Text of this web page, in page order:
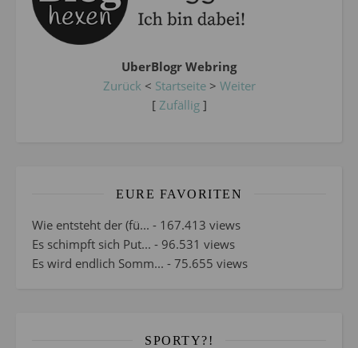
UberBlogr Webring
Zurück < Startseite> Weiter
[ Zufällig]
EURE FAVORITEN
Wie entsteht der (fü... - 167.413 views
Es schimpft sich Put... - 96.531 views
Es wird endlich Somm... - 75.655 views
SPORTY?!